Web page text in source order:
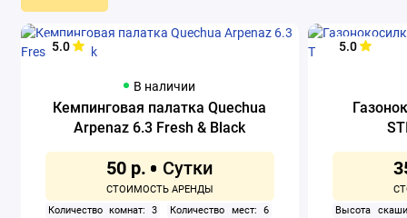
5.0
В наличии
Кемпинговая палатка Quechua
Arpenaz 6.3 Fresh & Black
50 р.
Количество комнат: 3
Количество мест: 6
5.0
Высота